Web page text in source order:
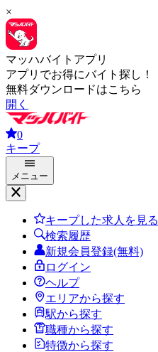
×
マッハバイトアプリ
アプリでお得にバイト探し！
無料ダウンロードはこちら
開く
0
キープ
メニュー
キープした求人を見る
検索履歴
新規会員登録(無料)
ログイン
ヘルプ
エリアから探す
駅から探す
職種から探す
特徴から探す